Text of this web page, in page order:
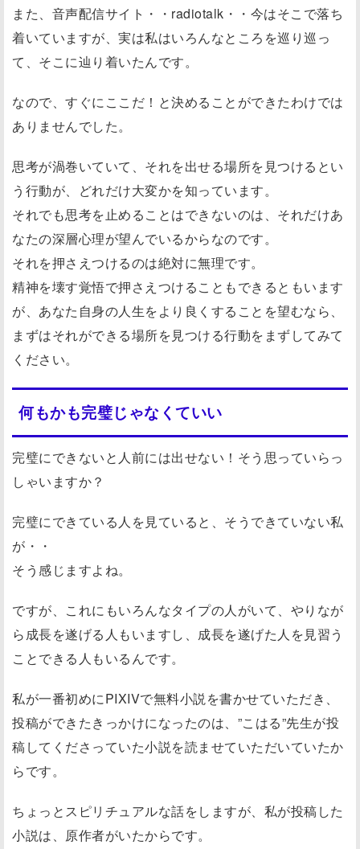
また、音声配信サイト・・radiotalk・・今はそこで落ち
着いていますが、実は私はいろんなところを巡り巡っ
て、そこに辿り着いたんです。
なので、すぐにここだ！と決めることができたわけでは
ありませんでした。
思考が渦巻いていて、それを出せる場所を見つけるとい
う行動が、どれだけ大変かを知っています。
それでも思考を止めることはできないのは、それだけあ
なたの深層心理が望んでいるからなのです。
それを押さえつけるのは絶対に無理です。
精神を壊す覚悟で押さえつけることもできるともいます
が、あなた自身の人生をより良くすることを望むなら、
まずはそれができる場所を見つける行動をまずしてみて
ください。
何もかも完璧じゃなくていい
完璧にできないと人前には出せない！そう思っていらっ
しゃいますか？
完璧にできている人を見ていると、そうできていない私
が・・
そう感じますよね。
ですが、これにもいろんなタイプの人がいて、やりなが
ら成長を遂げる人もいますし、成長を遂げた人を見習う
ことできる人もいるんです。
私が一番初めにPIXIVで無料小説を書かせていただき、
投稿ができたきっかけになったのは、”こはる”先生が投
稿してくださっていた小説を読ませていただいていたか
らです。
ちょっとスピリチュアルな話をしますが、私が投稿した
小説は、原作者がいたからです。